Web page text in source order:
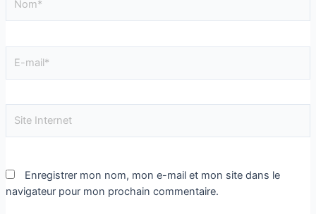
Enregistrer mon nom, mon e-mail et mon site dans le
navigateur pour mon prochain commentaire.